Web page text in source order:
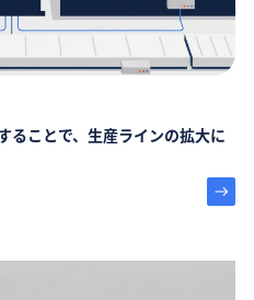
ることで、生産ラインの拡大に